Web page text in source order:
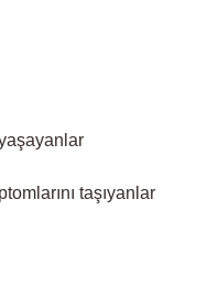
taşıyanlar